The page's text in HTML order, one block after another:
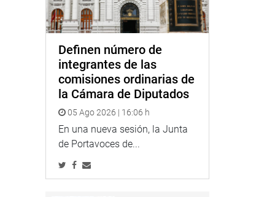
Definen número de
integrantes de las
comisiones ordinarias de
la Cámara de Diputados
05 Ago 2026 | 16:06 h
En una nueva sesión, la Junta
de Portavoces de...